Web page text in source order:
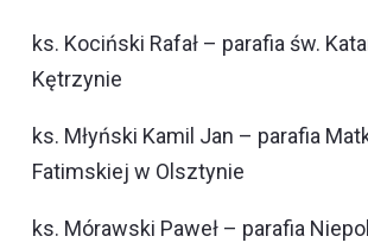
ks. Kociński Rafał – parafia św.
Kętrzynie
ks. Młyński Kamil Jan – parafia
Fatimskiej w Olsztynie
ks. Mórawski Paweł – parafia